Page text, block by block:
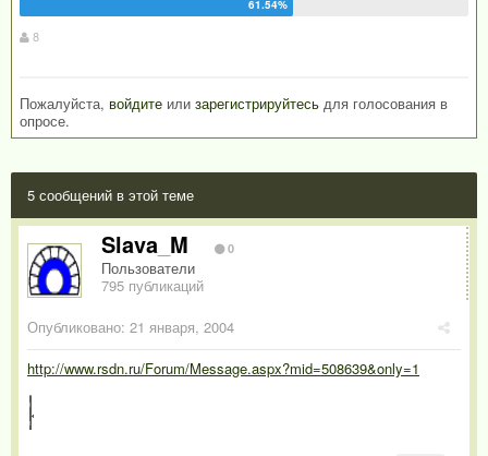
8
Пожалуйста, войдите или зарегистрируйтесь для голосования в
опросе.
5 сообщений в этой теме
Slava_M 0
Пользователи
795 публикаций
Опубликовано: 21 января, 2004
http://www.rsdn.ru/Forum/Message.aspx?mid=508639&only=1